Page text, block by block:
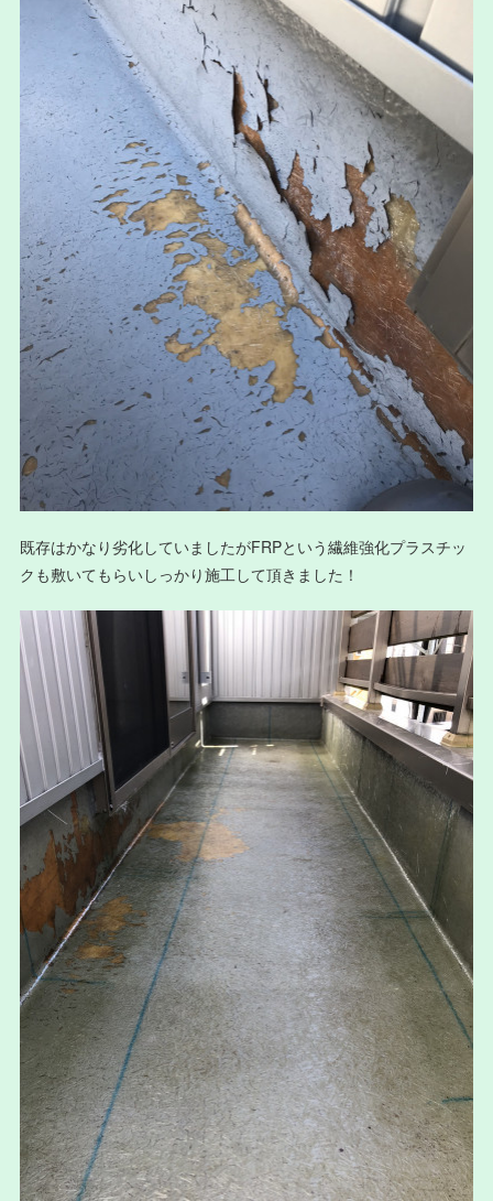
既存はかなり劣化していましたがFRPという繊維強化プラスチッ
クも敷いてもらいしっかり施工して頂きました！